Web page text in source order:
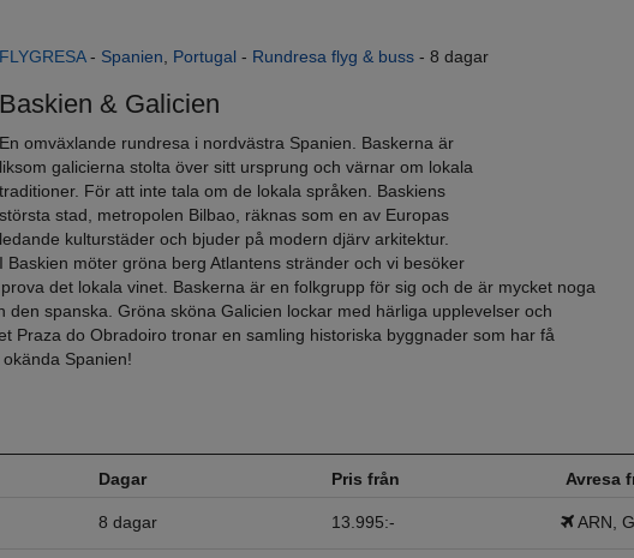
FLYGRESA- Spanien Portugal - Rundresa flyg & buss - 8 dagar
Baskien & Galicien
En omväxlande rundresa i nordvästra Spanien. Baskerna är
liksom galicierna stolta över sitt ursprung och värnar om lokala
traditioner. För att inte tala om de lokala språken. Baskiens
största stad, metropolen Bilbao, räknas som en av Europas
ledande kulturstäder och bjuder på modern djärv arkitektur.
I Baskien möter gröna berg Atlantens stränder och vi besöker
det lokala vinet. Baskerna är en folkgrupp för sig och de är mycket noga
spanska. Gröna sköna Galicien lockar med härliga upplevelser och
Praza do Obradoiro tronar en samling historiska byggnader som har få
Spanien!
Dagar Pris från Avresa
8 dagar 13.995:- ARN,